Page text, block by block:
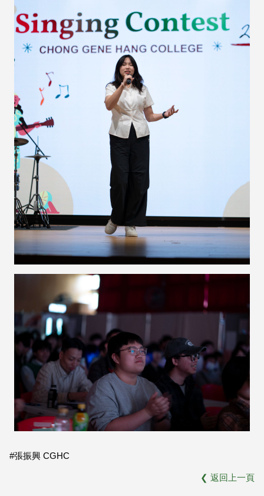
#張振興 CGHC
❮ 返回上一頁